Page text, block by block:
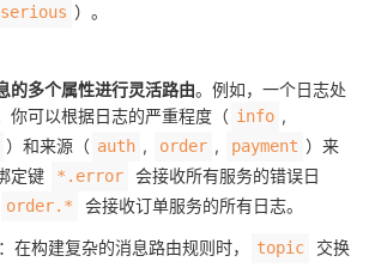
）。
的多个属性进行灵活路由。例如，一个日志处
你可以根据日志的严重程度（ info ,
）和来源（ auth , order , payment ）来
定键
*.error
会接收所有服务的错误日
order.* 会接收订单服务的所有日志。
在构建复杂的消息路由规则时， topic
交换